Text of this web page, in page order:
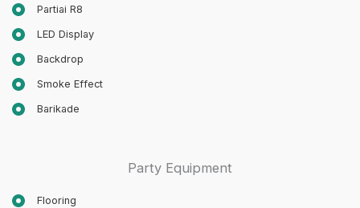
Partiai R8
LED Display
Backdrop
Smoke Effect
Barikade
Party Equipment
Flooring